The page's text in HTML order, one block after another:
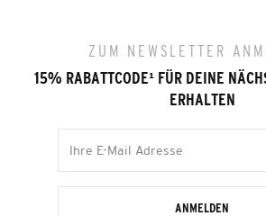
ZUM NEWSLETTER
15% RABATTCODE¹ FÜR DEINE
ERHALTEN
ANMELDEN